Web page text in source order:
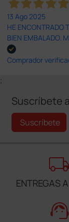
13 Ago 2025
HE ENCONTRADO
BIEN EMBALADO.
Comprador
;
Suscríbete
Suscríbete
local_shipping
ENTREGAS
support_agent